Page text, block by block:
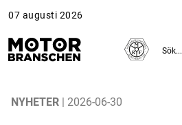
07 augusti 2026
NYHETER | 2026-06-30